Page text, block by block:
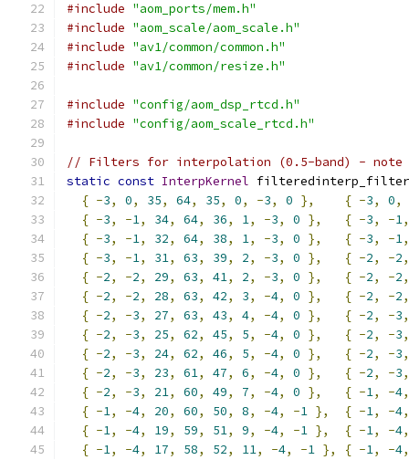
#include "aom_ports/mem.h"
#include "aom_scale/aom_scale.h"
#include "av1/common/common.h"
#include "av1/common/resize.h"
#include "config/aom_dsp_rtcd.h"
#include "config/aom_scale_rtcd.h"
// Filters for interpolation (0.5-band) -
static const InterpKernel
{ -3, 0, 35, 64, 35, 0, -3, 0 }, { -3, 0,
{ -3, -1, 34, 64, 36, 1, -3, 0 }, { -3, -1,
{ -3, -1, 32, 64, 38, 1, -3, 0 }, { -3, -1,
{ -3, -1, 31, 63, 39, 2, -3, 0 }, { -2, -2,
{ -2, -2, 29, 63, 41, 2, -3, 0 }, { -2, -2,
{ -2, -2, 28, 63, 42, 3, -4, 0 }, { -2, -2,
{ -2, -3, 27, 63, 43, 4, -4, 0 }, { -2, -3,
{ -2, -3, 25, 62, 45, 5, -4, 0 }, { -2, -3,
{ -2, -3, 24, 62, 46, 5, -4, 0 }, { -2, -3,
{ -2, -3, 23, 61, 47, 6, -4, 0 }, { -2, -3,
{ -2, -3, 21, 60, 49, 7, -4, 0 }, { -1, -4,
{ -1, -4, 20, 60, 50, 8, -4, -1 }, { -1, -4,
{ -1, -4, 19, 59, 51, 9, -4, -1 }, { -1, -4,
{ -1, -4, 17, 58, 52, 11, -4, -1 }, { -1, -4,